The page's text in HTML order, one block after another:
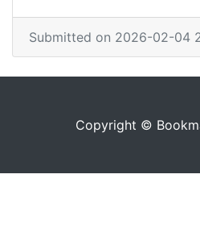
Submitted on 2026-02-04
Copyright ©